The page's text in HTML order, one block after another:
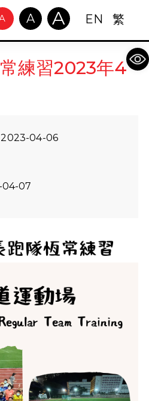
A A EN 繁
練習2023年4
2023-04-06
04-07